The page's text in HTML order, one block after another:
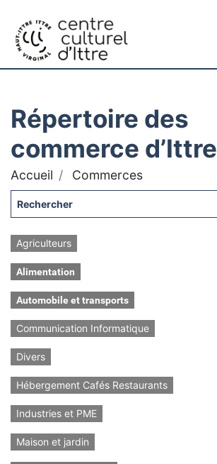
Répertoire des
commerce d’Ittre
Accueil Commerces
Agriculteurs
Alimentation
Automobile et transports
Communication Informatique
Divers
Hébergement Cafés Restaurants
Industries et PME
Maison et jardin